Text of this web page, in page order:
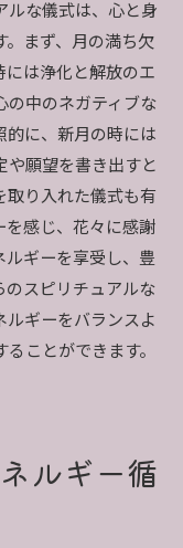
ルな儀式は、心と身
。まず、月の満ち欠
には浄化と解放のエ
の中のネガティブな
的に、新月の時には
や願望を書き出すと
取り入れた儀式も有
を感じ、花々に感謝
ルギーを享受し、豊
のスピリチュアルな
ルギーをバランスよ
ことができます。
ルギー循